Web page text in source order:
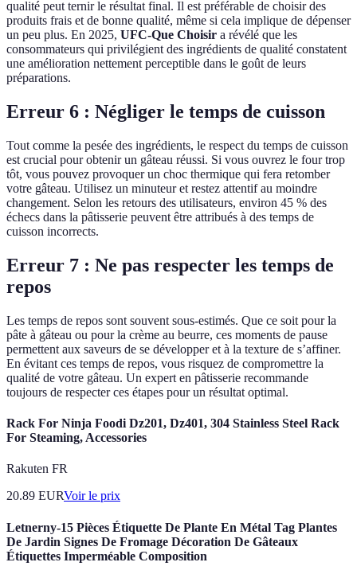
qualité peut ternir le résultat final. Il est préférable de choisir des
produits frais et de bonne qualité, même si cela implique de dépenser
un peu plus. En 2025, UFC-Que Choisir a révélé que les
consommateurs qui privilégient des ingrédients de qualité constatent
une amélioration nettement perceptible dans le goût de leurs
préparations.
Erreur 6 : Négliger le temps de cuisson
Tout comme la pesée des ingrédients, le respect du temps de cuisson
est crucial pour obtenir un gâteau réussi. Si vous ouvrez le four trop
tôt, vous pouvez provoquer un choc thermique qui fera retomber
votre gâteau. Utilisez un minuteur et restez attentif au moindre
changement. Selon les retours des utilisateurs, environ 45 % des
échecs dans la pâtisserie peuvent être attribués à des temps de
cuisson incorrects.
Erreur 7 : Ne pas respecter les temps de
repos
Les temps de repos sont souvent sous-estimés. Que ce soit pour la
pâte à gâteau ou pour la crème au beurre, ces moments de pause
permettent aux saveurs de se développer et à la texture de s’affiner.
En évitant ces temps de repos, vous risquez de compromettre la
qualité de votre gâteau. Un expert en pâtisserie recommande
toujours de respecter ces étapes pour un résultat optimal.
Rack For Ninja Foodi Dz201, Dz401, 304 Stainless Steel Rack
For Steaming, Accessories
Rakuten FR
20.89 EURVoir le prix
Letnerny-15 Pièces Étiquette De Plante En Métal Tag Plantes
De Jardin Signes De Fromage Décoration De Gâteaux
Étiquettes Imperméable Composition